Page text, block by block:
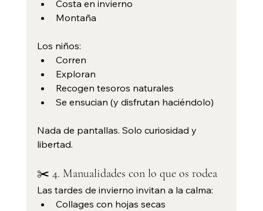
Costa en invierno
Montaña
Los niños:
Corren
Exploran
Recogen tesoros naturales
Se ensucian (y disfrutan haciéndolo)
Nada de pantallas. Solo curiosidad y
libertad.
✂️ 4. Manualidades con lo que os rodea
Las tardes de invierno invitan a la calma:
Collages con hojas secas